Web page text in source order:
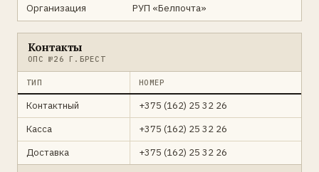
Организация РУП «Белпочта»
Контакты
ОПС №26 Г.БРЕСТ
ТИП НОМЕР
Контактный
+375 (162) 25 32 26
Касса
+375 (162) 25 32 26
Доставка
+375 (162) 25 32 26